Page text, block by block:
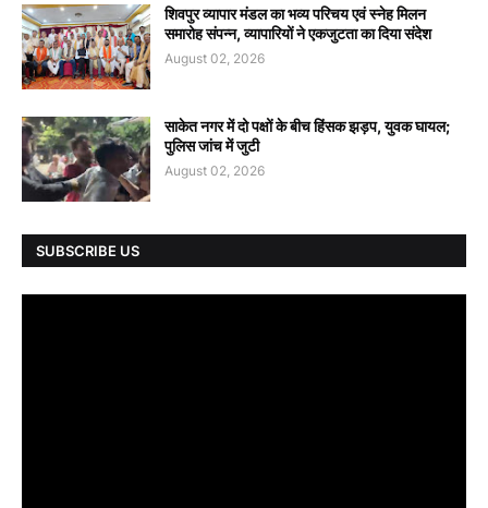
शिवपुर व्यापार मंडल का भव्य परिचय एवं स्नेह मिलन
समारोह संपन्न, व्यापारियों ने एकजुटता का दिया संदेश
August 02, 2026
साकेत नगर में दो पक्षों के बीच हिंसक झड़प, युवक घायल;
पुलिस जांच में जुटी
August 02, 2026
SUBSCRIBE US